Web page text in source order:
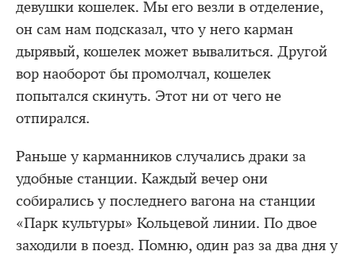
девушки кошелек. Мы его везли в отделение,
он сам нам подсказал, что у него карман
дырявый, кошелек может вывалиться. Другой
вор наоборот бы промолчал, кошелек
попытался скинуть. Этот ни от чего не
отпирался.
Раньше у карманников случались драки за
удобные станции. Каждый вечер они
собирались у последнего вагона на станции
«Парк культуры» Кольцевой линии. По двое
заходили в поезд. Помню, один раз за два дня у